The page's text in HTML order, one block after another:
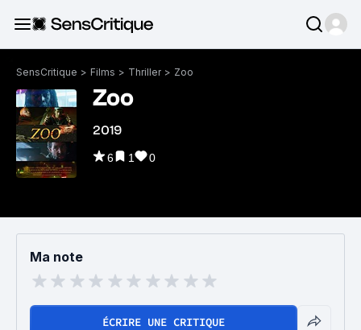
SensCritique > Films > Thriller > Zoo
Zoo
2019
6 1 0
Ma note
ÉCRIRE UNE CRITIQUE